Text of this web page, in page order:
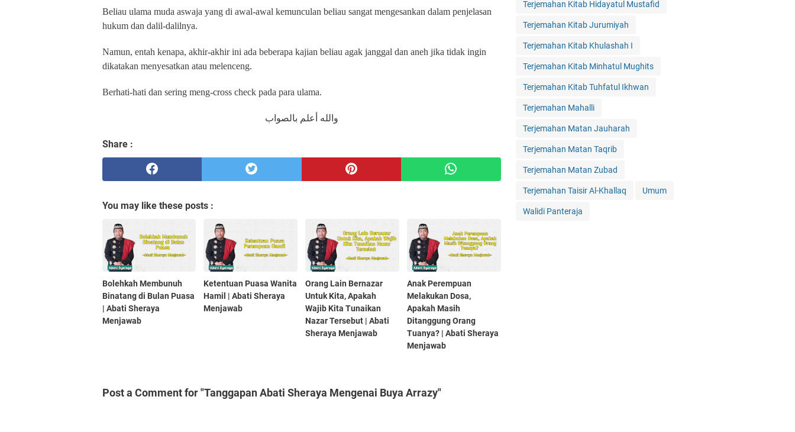
Beliau ulama muda aswaja yang di awal-awal kemunculan beliau sangat mengesankan dalam penjelasan
hukum dan dalil-dalilnya.
Namun, entah kenapa, akhir-akhir ini ada beberapa kajian beliau agak janggal dan aneh jika tidak ingin
dikatakan menyesatkan atau melenceng.
Berhati-hati dan sering meng-cross check pada para ulama.
والله أعلم بالصواب
Share :
You may like these posts :
Bolehkah Membunuh
Binatang di Bulan Puasa
| Abati Sheraya
Menjawab
Ketentuan Puasa Wanita
Hamil | Abati Sheraya
Menjawab
Orang Lain Bernazar
Untuk Kita, Apakah
Wajib Kita Tunaikan
Nazar Tersebut | Abati
Sheraya Menjawab
Anak Perempuan
Melakukan Dosa,
Apakah Masih
Ditanggung Orang
Tuanya? | Abati Sheraya
Menjawab
Post a Comment for "Tanggapan Abati Sheraya Mengenai Buya Arrazy"
Terjemahan Kitab Hidayatul Mustafid
Terjemahan Kitab Jurumiyah
Terjemahan Kitab Khulashah I
Terjemahan Kitab Minhatul Mughits
Terjemahan Kitab Tuhfatul Ikhwan
Terjemahan Mahalli
Terjemahan Matan Jauharah
Terjemahan Matan Taqrib
Terjemahan Matan Zubad
Terjemahan Taisir Al-Khallaq Umum
Walidi Panteraja